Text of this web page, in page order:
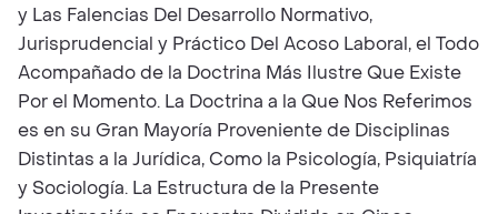
y Las Falencias Del Desarrollo Normativo,
Jurisprudencial y Práctico Del Acoso Laboral, el Todo
Acompañado de la Doctrina Más Ilustre Que Existe
Por el Momento. La Doctrina a la Que Nos Referimos
es en su Gran Mayoría Proveniente de Disciplinas
Distintas a la Jurídica, Como la Psicología, Psiquiatría
y Sociología. La Estructura de la Presente